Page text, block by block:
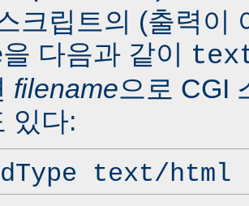
크립트의 (출력이
다음과 같이
filename으로 CGI
있다:
text/